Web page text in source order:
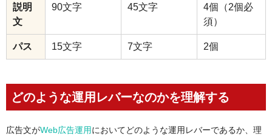
説明
文
90文字 45文字
4個（2個必
須）
パス 15文字 7文字 2個
どのような運用レバーなのかを理解する
広告文がWeb広告運用においてどのような運用レバーであるか、理